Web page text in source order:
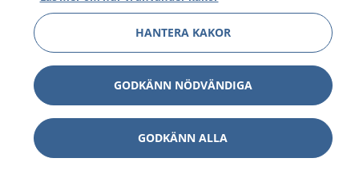
HANTERA KAKOR
GODKÄNN NÖDVÄNDIGA
GODKÄNN ALLA